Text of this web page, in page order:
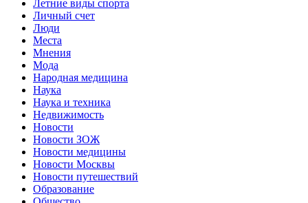
Летние виды спорта
Личный счет
Люди
Места
Мнения
Мода
Народная медицина
Наука
Наука и техника
Недвижимость
Новости
Новости ЗОЖ
Новости медицины
Новости Москвы
Новости путешествий
Образование